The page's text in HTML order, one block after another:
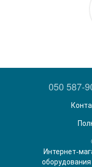
050 587-
Интернет-